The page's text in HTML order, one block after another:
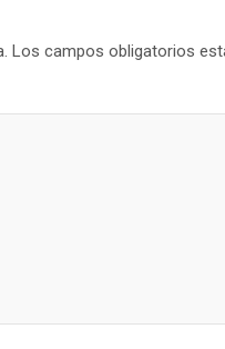
Los campos obligatorios